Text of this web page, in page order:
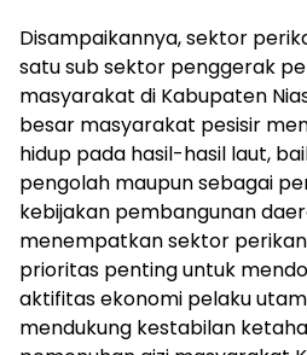
Disampaikannya, sektor
satu sub sektor penggerak
masyarakat di Kabupaten
besar masyarakat pesisir
hidup pada hasil-hasil laut,
pengolah maupun sebagai
kebijakan pembangunan
menempatkan sektor
prioritas penting untuk
aktifitas ekonomi pelaku
mendukung kestabilan